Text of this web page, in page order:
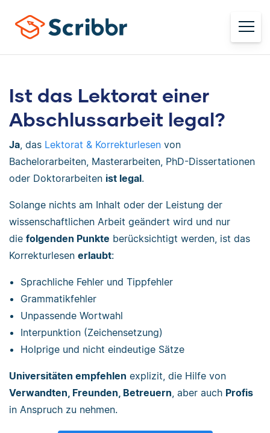
Ist das Lektorat einer
Abschlussarbeit legal?
Ja, das Lektorat & Korrekturlesen von
Bachelorarbeiten, Masterarbeiten, PhD-Dissertationen
oder Doktorarbeiten ist legal.
Solange nichts am Inhalt oder der Leistung der
wissenschaftlichen Arbeit geändert wird und nur
die folgenden Punkte berücksichtigt werden, ist das
Korrekturlesen erlaubt:
Sprachliche Fehler und Tippfehler
Grammatikfehler
Unpassende Wortwahl
Interpunktion (Zeichensetzung)
Holprige und nicht eindeutige Sätze
Universitäten empfehlen explizit, die Hilfe von
Verwandten, Freunden, Betreuern, aber auch Profis
in Anspruch zu nehmen.